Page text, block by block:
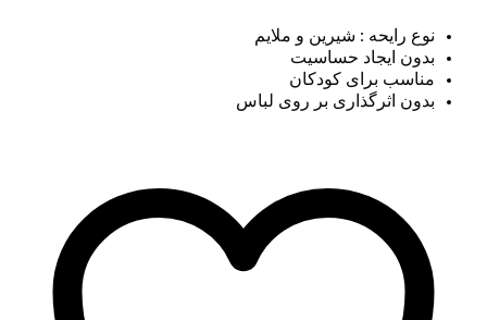
نوع رایحه : شیرین و ملایم
بدون ایجاد حساسیت
مناسب برای کودکان
بدون اثرگذاری بر روی لباس